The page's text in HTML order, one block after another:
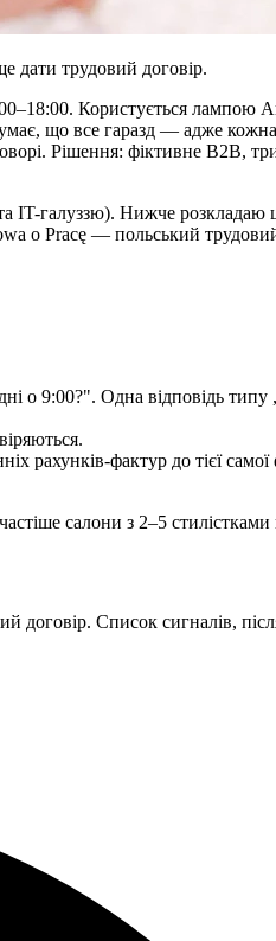
дати трудовий договір.
Користується лампою
що все гаразд — адже кожна
Рішення: фіктивне B2B,
IT-галуззю). Нижче розкладаю
o Pracę — польський трудовий
о 9:00?". Одна відповідь
рахунків-фактур до тієї
салони з 2–5
договір. Список сигналів,